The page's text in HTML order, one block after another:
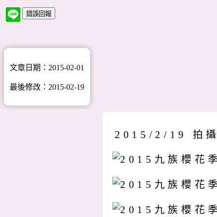
文章日期：2015-02-01
最後修改：2015-02-19
2015/2/19 拍